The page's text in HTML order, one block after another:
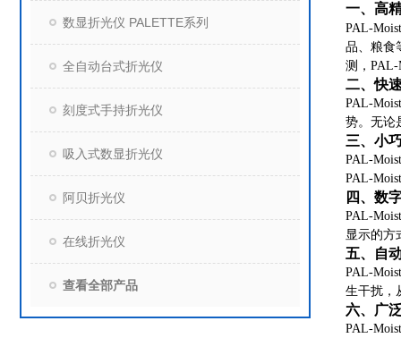
数显折光仪 PALETTE系列
全自动台式折光仪
刻度式手持折光仪
吸入式数显折光仪
阿贝折光仪
在线折光仪
查看全部产品
一、高
PAL-
品、粮食
测，PAL-
二、快
PAL-
势。无论
三、小
PAL-
PAL-
四、数
PAL-
显示的方
五、自
PAL-
生干扰，
六、广
PAL-